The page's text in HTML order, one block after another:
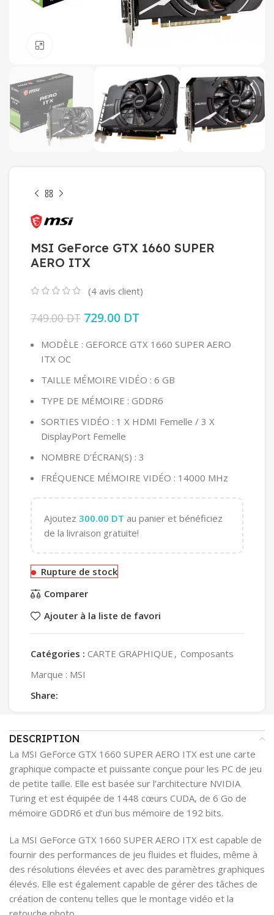
MSI GeForce GTX 1660 SUPER
AERO ITX
(4 avis client)
749.00DT Le prix initial était : 749.00 DT.
729.00 DT
MODÈLE : GEFORCE GTX 1660 SUPER AERO
ITX OC
TAILLE MÉMOIRE VIDÉO : 6 GB
TYPE DE MÉMOIRE : GDDR6
SORTIES VIDÉO : 1 X HDMI Femelle / 3 X
DisplayPort Femelle
NOMBRE D’ÉCRAN(S) : 3
FRÉQUENCE MÉMOIRE VIDÉO : 14000 MHz
Ajoutez 300.00 DT au panier et bénéficiez
de la livraison gratuite!
Rupture de stock
Comparer
Ajouter à la liste de favori
Catégories : CARTE GRAPHIQUE , Composants
Marque : MSI
Share:
DESCRIPTION
La MSI GeForce GTX 1660 SUPER AERO ITX est une carte
graphique compacte et puissante conçue pour les PC de jeu
de petite taille. Elle est basée sur l’architecture NVIDIA
Turing et est équipée de 1448 cœurs CUDA, de 6 Go de
mémoire GDDR6 et d’un bus mémoire de 192 bits.
La MSI GeForce GTX 1660 SUPER AERO ITX est capable de
fournir des performances de jeu fluides et fluides, même à
des résolutions élevées et avec des paramètres graphiques
élevés. Elle est également capable de gérer des tâches de
création de contenu telles que le montage vidéo et la